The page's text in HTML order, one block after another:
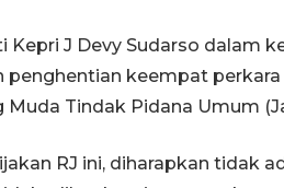
Kepri J Devy Sudarso dalam
penghentian keempat
Muda Tindak Pidana Umum
RJ ini, diharapkan tidak